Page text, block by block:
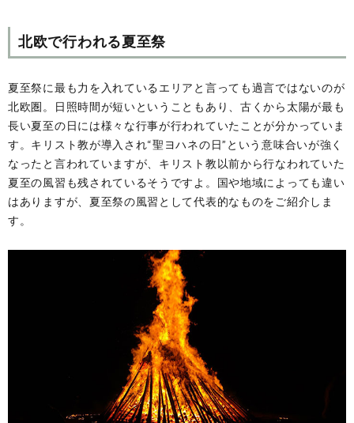
北欧で行われる夏至祭
夏至祭に最も力を入れているエリアと言っても過言ではないのが
北欧圏。日照時間が短いということもあり、古くから太陽が最も
長い夏至の日には様々な行事が行われていたことが分かっていま
す。キリスト教が導入され“聖ヨハネの日”という意味合いが強く
なったと言われていますが、キリスト教以前から行なわれていた
夏至の風習も残されているそうですよ。国や地域によっても違い
はありますが、夏至祭の風習として代表的なものをご紹介しま
す。